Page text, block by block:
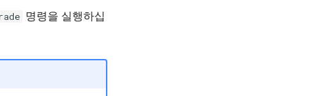
명령을 실행하십